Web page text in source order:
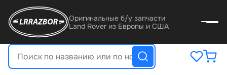
Оригинальные б/у запчасти
Land Rover из Европы и США